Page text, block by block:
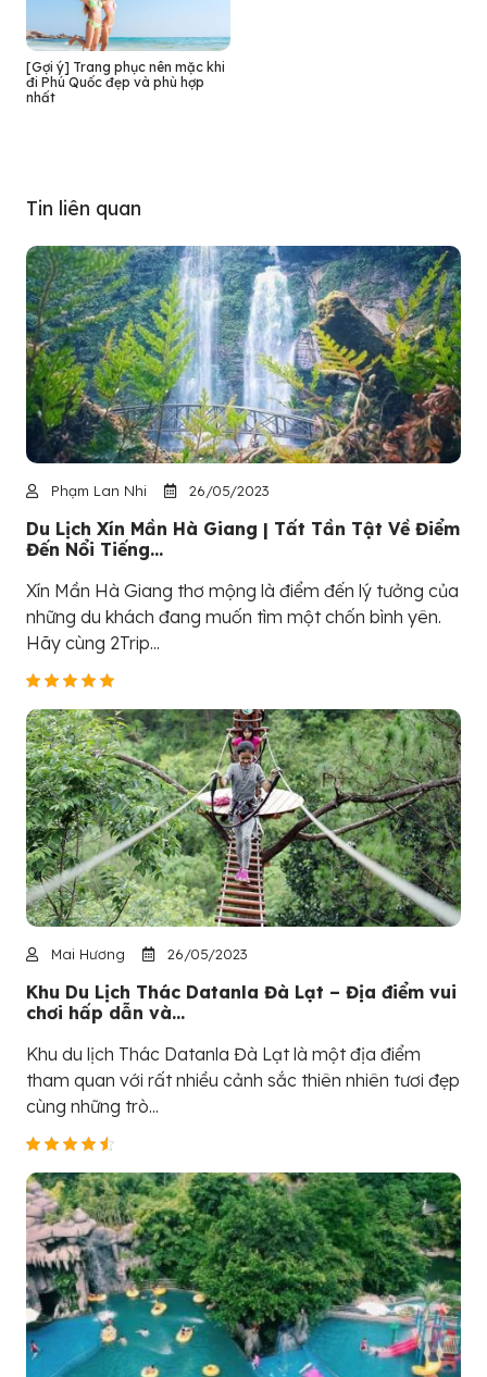
[Gợi ý] Trang phục nên mặc khi
đi Phú Quốc đẹp và phù hợp
nhất
Tin liên quan
Phạm Lan Nhi 26/05/2023
Du Lịch Xín Mần Hà Giang | Tất Tần Tật Về Điểm
Đến Nổi Tiếng...
Xín Mần Hà Giang thơ mộng là điểm đến lý tưởng của
những du khách đang muốn tìm một chốn bình yên.
Hãy cùng 2Trip...
Mai Hương 26/05/2023
Khu Du Lịch Thác Datanla Đà Lạt – Địa điểm vui
chơi hấp dẫn và...
Khu du lịch Thác Datanla Đà Lạt là một địa điểm
tham quan với rất nhiều cảnh sắc thiên nhiên tươi đẹp
cùng những trò...